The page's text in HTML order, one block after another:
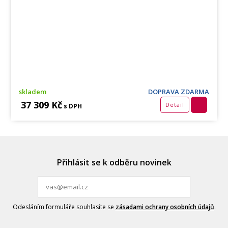
skladem DOPRAVA ZDARMA
37 309 Kč s DPH Detail
Přihlásit se k odběru novinek
Odesláním formuláře souhlasíte se zásadami ochrany osobních údajů.